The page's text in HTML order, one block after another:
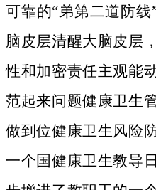
可靠的“弟第二道防
脑皮层清醒大脑皮层
性和加密责任主观能
范起来问题健康卫生
做到位健康卫生风险
一个国健康卫生教导